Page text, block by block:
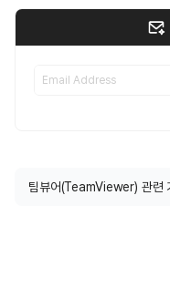
팀뷰어(TeamViewer) 관련